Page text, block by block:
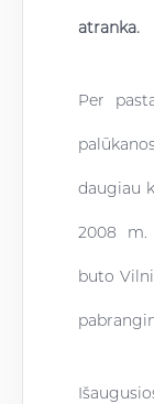
atranka.
Per
daugiau
2008 m.
buto